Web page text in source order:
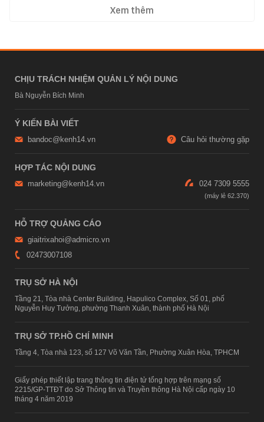
Xem thêm
CHỊU TRÁCH NHIỆM QUẢN LÝ NỘI DUNG
Bà Nguyễn Bích Minh
Ý KIẾN BÀI VIẾT
bandoc@kenh14.vn Câu hỏi thường gặp
HỢP TÁC NỘI DUNG
marketing@kenh14.vn 024 7309 5555
HỖ TRỢ QUẢNG CÁO
giaitrixahoi@admicro.vn
02473007108
TRỤ SỞ HÀ NỘI
Tầng 21, Tòa nhà Center Building, Hapulico Complex, Số 01, phố
Nguyễn Huy Tưởng, phường Thanh Xuân, thành phố Hà Nội
TRỤ SỞ TP.HỒ CHÍ MINH
Tầng 4, Tòa nhà 123, số 127 Võ Văn Tần, Phường Xuân Hòa, TPHCM
Giấy phép thiết lập trang thông tin điện tử tổng hợp trên mạng số
2215/GP-TTĐT do Sở Thông tin và Truyền thông Hà Nội cấp ngày 10
tháng 4 năm 2019